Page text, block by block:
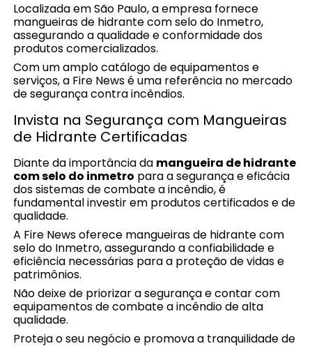
Localizada em São Paulo, a empresa fornece
mangueiras de hidrante com selo do Inmetro,
assegurando a qualidade e conformidade dos
produtos comercializados.
Com um amplo catálogo de equipamentos e
serviços, a Fire News é uma referência no mercado
de segurança contra incêndios.
Invista na Segurança com Mangueiras
de Hidrante Certificadas
Diante da importância da mangueira de hidrante
com selo do inmetro para a segurança e eficácia
dos sistemas de combate a incêndio, é
fundamental investir em produtos certificados e de
qualidade.
A Fire News oferece mangueiras de hidrante com
selo do Inmetro, assegurando a confiabilidade e
eficiência necessárias para a proteção de vidas e
patrimônios.
Não deixe de priorizar a segurança e contar com
equipamentos de combate a incêndio de alta
qualidade.
Proteja o seu negócio e promova a tranquilidade de